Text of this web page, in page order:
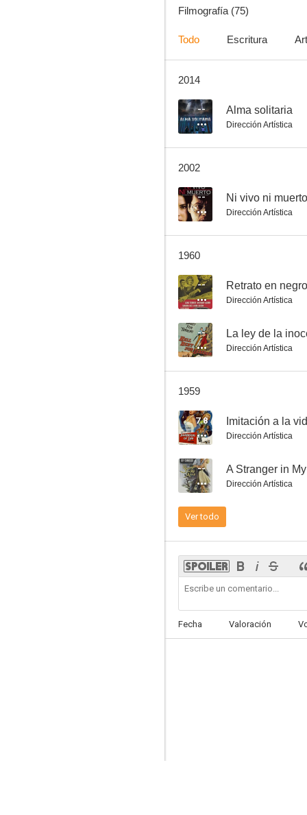
Sombras en el rancho
6.3
--
Alma solitaria
--
Filmografía (75)
Todo Escritura
2014
-- Alma solitaria
Dirección Artística
2002
-- Ni vivo ni muerto
Dirección Artística
1960
-- Retrato en negro
Dirección Artística
-- La ley de la
Dirección Artística
1959
7.8 Imitación a la
Dirección Artística
-- A Stranger in
Dirección Artística
Ver todo
Fecha Valoración